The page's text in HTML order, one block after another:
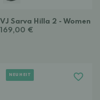
VJ Sarva Hilla 2 - Women
169,00 €
NEUHEIT